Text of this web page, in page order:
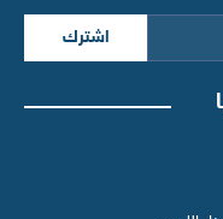
اشترك